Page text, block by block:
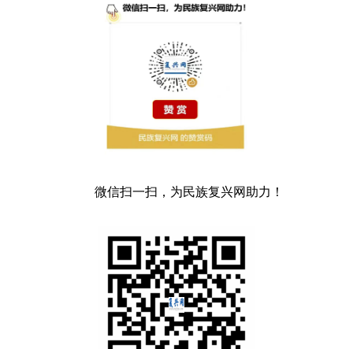
微信扫一扫，为民族复兴网助力！